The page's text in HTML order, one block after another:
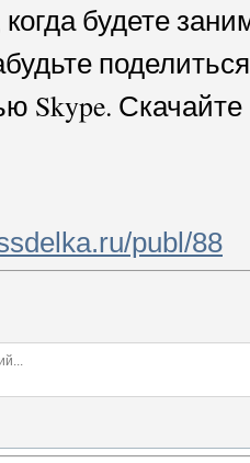
будете
Skype.
publ/88